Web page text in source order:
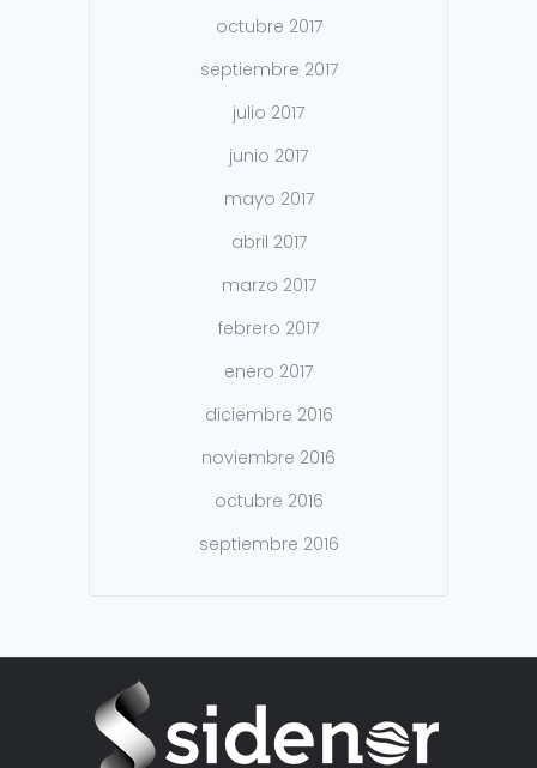
octubre 2017
septiembre 2017
julio 2017
junio 2017
mayo 2017
abril 2017
marzo 2017
febrero 2017
enero 2017
diciembre 2016
noviembre 2016
octubre 2016
septiembre 2016